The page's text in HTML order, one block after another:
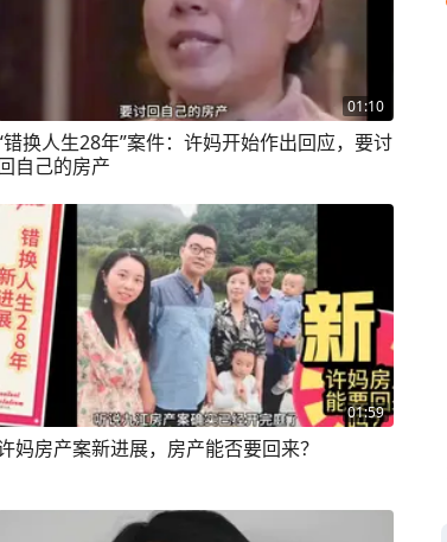
01:10
错换人生28年”案件：许妈开始作出回应，要讨
自己的房产
01:59
妈房产案新进展，房产能否要回来？